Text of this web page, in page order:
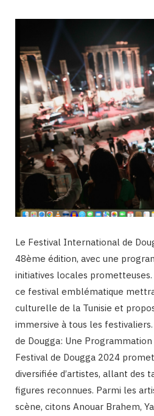
Le Festival International de
48ème édition, avec une
initiatives locales
ce festival emblématique
culturelle de la Tunisie et
immersive à tous les
de Dougga: Une
Festival de Dougga 2024
diversifiée d’artistes, allant des
figures reconnues. Parmi les
scène, citons Anouar Brahem,